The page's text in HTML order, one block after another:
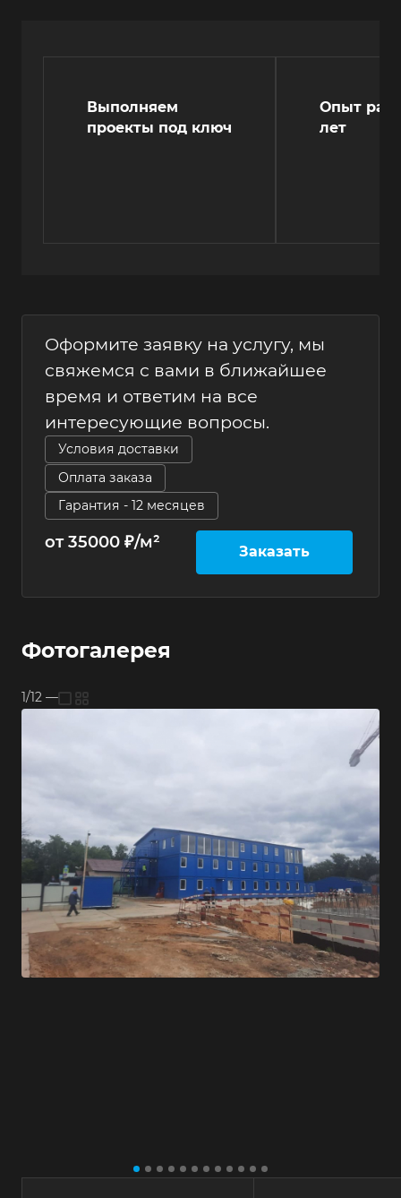
Выполняем
проекты под ключ
Опыт
лет
Оформите заявку на услугу, мы
свяжемся с вами в ближайшее
время и ответим на все
интересующие вопросы.
Условия доставки
Оплата заказа
Гарантия - 12 месяцев
от 35000 ₽/м² Заказать
Фотогалерея
1/12 —